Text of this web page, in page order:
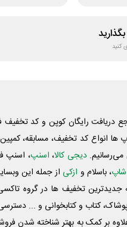
کنید
دریافت رایگان کوپن و کد تخفیف
انواع کد تخفیف، مسابقه،
می‌رسانیم. دیجی کالا، اسنپ، اسنپ
، باسلام و ازکی از جمله این
تخفیف ها در گروه تاکسی
کتاب و کتابخوانی و ...
بر کمک به بهتر شناخته شدن